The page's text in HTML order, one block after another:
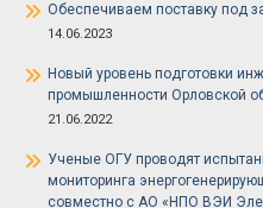
Обеспечиваем поставку под
14.06.2023
Новый уровень подготовки
промышленности Орловской
21.06.2022
Ученые ОГУ проводят
мониторинга
совместно с АО «НПО ВЭИ